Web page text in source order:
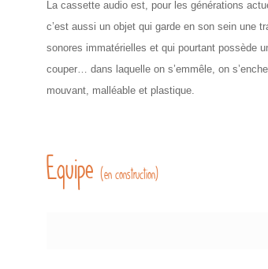
La cassette audio est, pour les générations
c’est aussi un objet qui garde en son sein une
sonores immatérielles et qui pourtant possède
couper… dans laquelle on s’emmêle, on
mouvant, malléable et plastique.
Equipe (en construction)